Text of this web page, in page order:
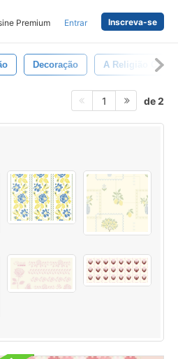
Premium Entrar Inscreva-se
Decoração A Religião Cristã
1 de 2